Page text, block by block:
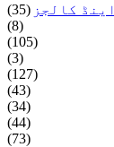
کالجز (35)
(8)
(105)
(3)
(127)
(43)
(34)
(44)
(73)